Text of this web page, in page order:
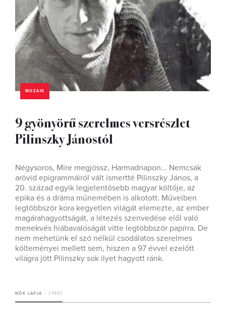
MOZAIK
9 gyönyörű szerelmes versrészlet
Pilinszky Jánostól
Négysoros, Mire megjössz, Harmadnapon... Nemcsak
arövid epigrammáiról vált ismertté Pilinszky János, a
20. század egyik legjelentősebb magyar költője, az
epika és a dráma műnemében is alkotott. Műveiben
legtöbbször kora kegyetlen világát elemezte, az ember
magárahagyottságát, a létezés szenvedése elől való
menekvés hiábavalóságát vitte legtöbbször papírra. De
nem mehetünk el szó nélkül csodálatos szerelmes
költeményei mellett sem, hiszen a 97 évvel ezelőtt
világra jött Pilinszky sok ilyet hagyott ránk.
NŐK LAPJA 2 PERC